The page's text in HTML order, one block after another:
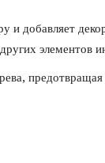
и добавляет
элементов
предотвращая